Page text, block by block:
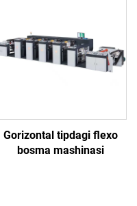
Gorizontal tipdagi flexo
bosma mashinasi